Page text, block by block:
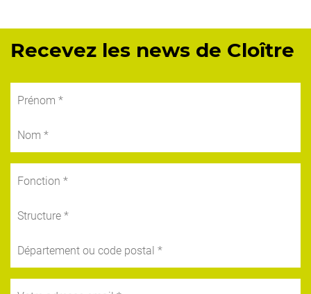
Recevez les news de Cloître